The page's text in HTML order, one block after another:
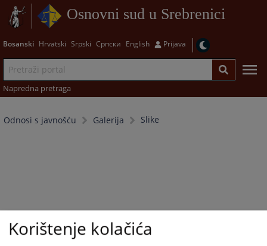
Osnovni sud u Srebrenici
Bosanski Hrvatski Srpski Српски English Prijava
Napredna pretraga
Odnosi s javnošću Galerija Slike
Korištenje kolačića